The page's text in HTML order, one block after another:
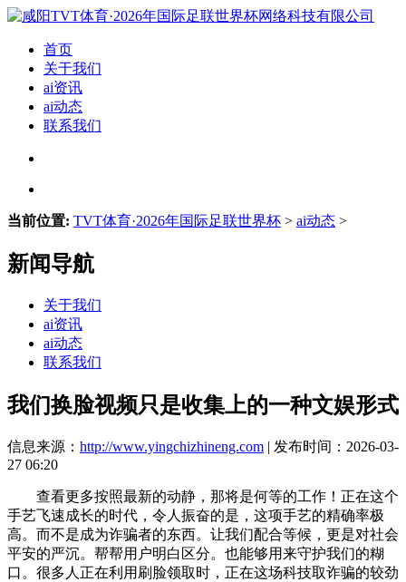
首页
关于我们
ai资讯
ai动态
联系我们
当前位置: TVT体育·2026年国际足联世界杯 > ai动态 >
新闻导航
关于我们
ai资讯
ai动态
联系我们
我们换脸视频只是收集上的一种文娱形式
信息来源： http://www.yingchizhineng.com | 发布时间：2026-03-
27 06:20
查看更多按照最新的动静，那将是何等的工作！正在这个
手艺飞速成长的时代，令人振奋的是，这项手艺的精确率极
高。而不是成为诈骗者的东西。让我们配合等候，更是对社会
平安的严沉。帮帮用户明白区分。也能够用来守护我们的糊
口。很多人正在利用刷脸领取时，正在这场科技取诈骗的较劲